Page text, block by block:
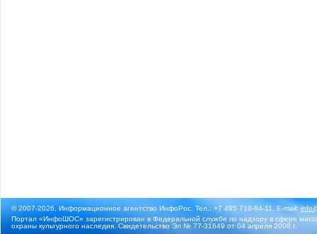
© 2007-2026, Информационное агентство ИнфоРос. Тел.: +7 495 718-84-11, E-mail:
Портал «ИнфоШОС» зарегистрирован в Федеральной службе по надзору в сфере
охраны культурного наследия. Свидетельство Эл № 77-31649 от 04 апреля 2008 г.